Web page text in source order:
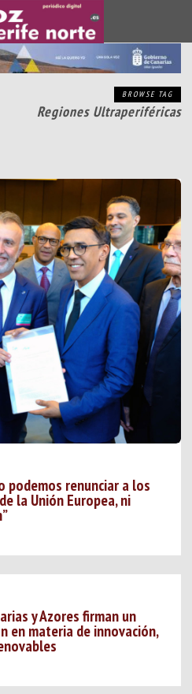
BROWSE TAG
Regiones Ultraperiféricas
podemos renunciar a los
la Unión Europea, ni
y Azores firman un
en materia de innovación,